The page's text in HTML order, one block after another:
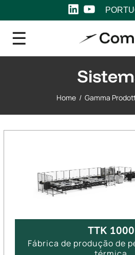
LinkedIn
YouTube
Escolha
um
idioma
Home / Gamma
TTK 1000
Fábrica de produção de